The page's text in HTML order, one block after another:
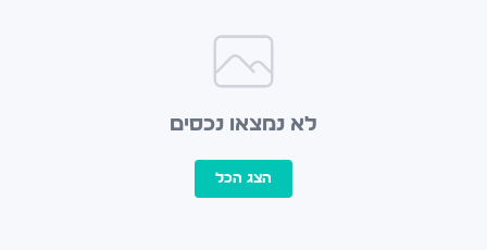
לא נמצאו נכסים
הצג הכל